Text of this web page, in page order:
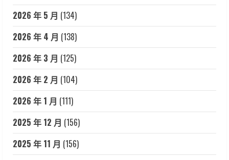
2026 年 5 月 (134)
2026 年 4 月 (138)
2026 年 3 月 (125)
2026 年 2 月 (104)
2026 年 1 月 (111)
2025 年 12 月 (156)
2025 年 11 月 (156)